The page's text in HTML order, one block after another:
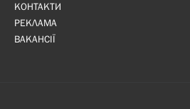
КОНТАКТИ
РЕКЛАМА
ВАКАНСІЇ